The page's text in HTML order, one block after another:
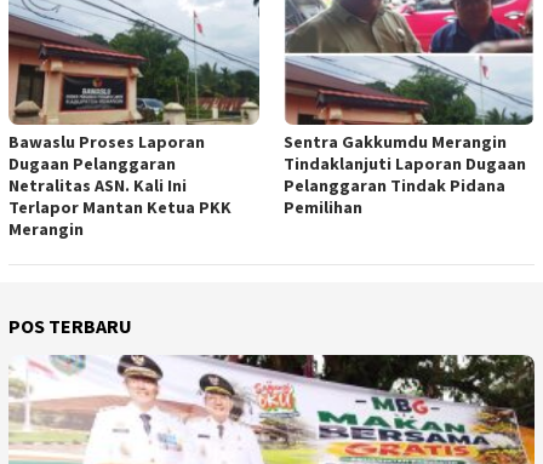
Bawaslu Proses Laporan
Dugaan Pelanggaran
Netralitas ASN. Kali Ini
Terlapor Mantan Ketua PKK
Merangin
Sentra Gakkumdu Merangin
Tindaklanjuti Laporan Dugaan
Pelanggaran Tindak Pidana
Pemilihan
POS TERBARU